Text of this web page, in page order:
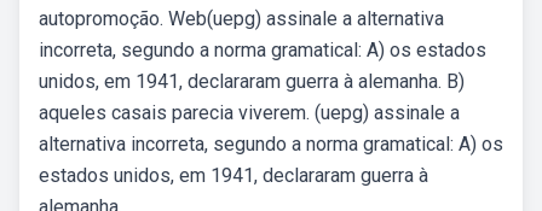
autopromoção. Web(uepg) assinale a alternativa
incorreta, segundo a norma gramatical: A) os estados
unidos, em 1941, declararam guerra à alemanha. B)
aqueles casais parecia viverem. (uepg) assinale a
alternativa incorreta, segundo a norma gramatical: A) os
estados unidos, em 1941, declararam guerra à